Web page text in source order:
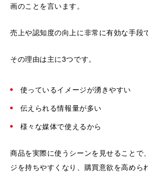
画のことを言います。
売上や認知度の向上に非常に有効な手段
その理由は主に3つです。
使っているイメージが湧きやすい
伝えられる情報量が多い
様々な媒体で使えるから
商品を実際に使うシーンを見せることで
ジを持ちやすくなり、購買意欲を高めら